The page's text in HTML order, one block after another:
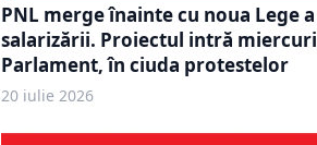
PNL merge înainte cu noua Lege a
salarizării. Proiectul intră
Parlament, în ciuda protestelor
20 iulie 2026